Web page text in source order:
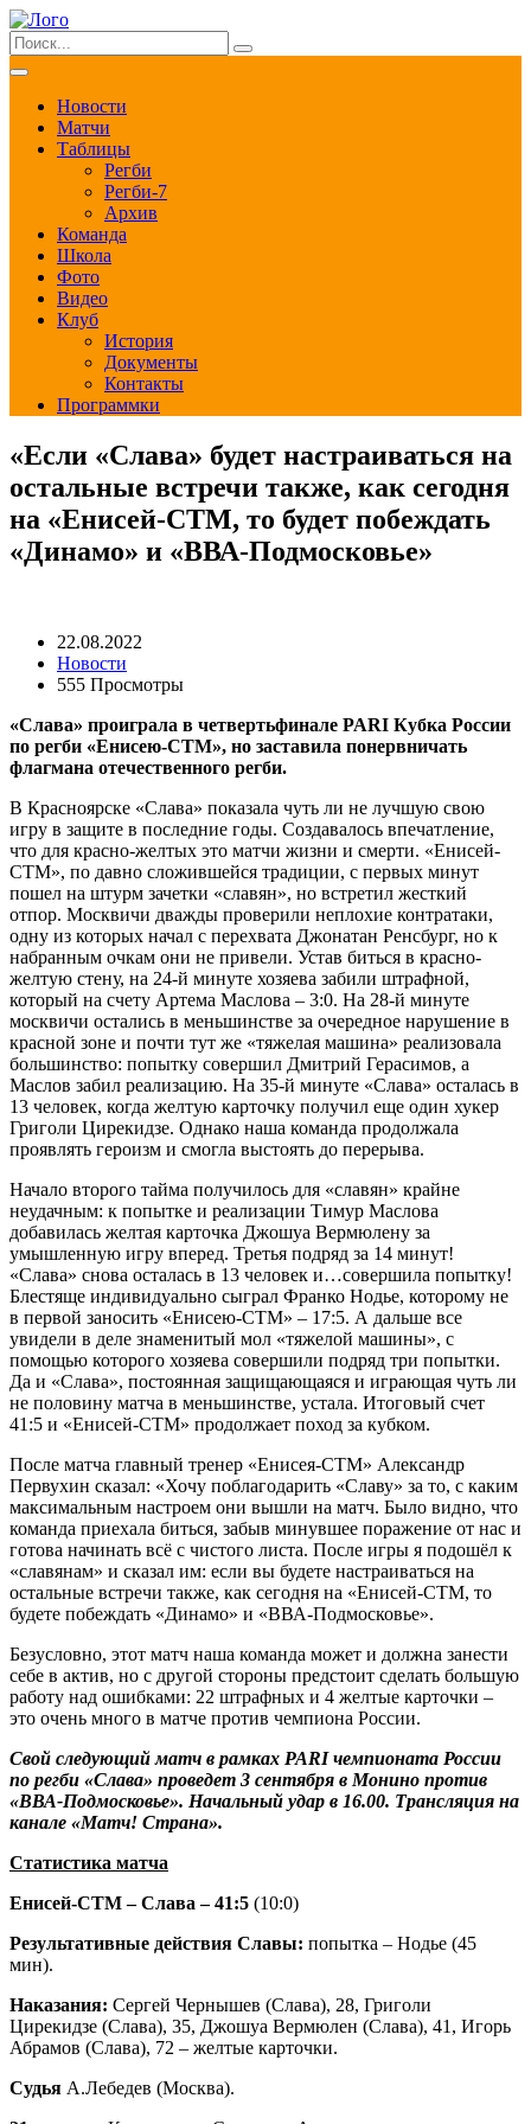
Новости
Матчи
Таблицы
Регби
Регби-7
Архив
Команда
Школа
Фото
Видео
Клуб
История
Документы
Контакты
Программки
«Если «Слава» будет настраиваться на
остальные встречи также, как сегодня
на «Енисей-СТМ, то будет побеждать
«Динамо» и «ВВА-Подмосковье»
22.08.2022
Новости
555 Просмотры
«Слава» проиграла в четвертьфинале PARI Кубка России
по регби «Енисею-СТМ», но заставила понервничать
флагмана отечественного регби.
В Красноярске «Слава» показала чуть ли не лучшую свою
игру в защите в последние годы. Создавалось впечатление,
что для красно-желтых это матчи жизни и смерти. «Енисей-
СТМ», по давно сложившейся традиции, с первых минут
пошел на штурм зачетки «славян», но встретил жесткий
отпор. Москвичи дважды проверили неплохие контратаки,
одну из которых начал с перехвата Джонатан Ренсбург, но к
набранным очкам они не привели. Устав биться в красно-
желтую стену, на 24-й минуте хозяева забили штрафной,
который на счету Артема Маслова – 3:0. На 28-й минуте
москвичи остались в меньшинстве за очередное нарушение в
красной зоне и почти тут же «тяжелая машина» реализовала
большинство: попытку совершил Дмитрий Герасимов, а
Маслов забил реализацию. На 35-й минуте «Слава» осталась в
13 человек, когда желтую карточку получил еще один хукер
Григоли Цирекидзе. Однако наша команда продолжала
проявлять героизм и смогла выстоять до перерыва.
Начало второго тайма получилось для «славян» крайне
неудачным: к попытке и реализации Тимур Маслова
добавилась желтая карточка Джошуа Вермюлену за
умышленную игру вперед. Третья подряд за 14 минут!
«Слава» снова осталась в 13 человек и…совершила попытку!
Блестяще индивидуально сыграл Франко Нодье, которому не
в первой заносить «Енисею-СТМ» – 17:5. А дальше все
увидели в деле знаменитый мол «тяжелой машины», с
помощью которого хозяева совершили подряд три попытки.
Да и «Слава», постоянная защищающаяся и играющая чуть ли
не половину матча в меньшинстве, устала. Итоговый счет
41:5 и «Енисей-СТМ» продолжает поход за кубком.
После матча главный тренер «Енисея-СТМ» Александр
Первухин сказал: «Хочу поблагодарить «Славу» за то, с каким
максимальным настроем они вышли на матч. Было видно, что
команда приехала биться, забыв минувшее поражение от нас и
готова начинать всё с чистого листа. После игры я подошёл к
«славянам» и сказал им: если вы будете настраиваться на
остальные встречи также, как сегодня на «Енисей-СТМ, то
будете побеждать «Динамо» и «ВВА-Подмосковье».
Безусловно, этот матч наша команда может и должна занести
себе в актив, но с другой стороны предстоит сделать большую
работу над ошибками: 22 штрафных и 4 желтые карточки –
это очень много в матче против чемпиона России.
Свой следующий матч в рамках PARI чемпионата России
по регби «Слава» проведет 3 сентября в Монино против
«ВВА-Подмосковье». Начальный удар в 16.00. Трансляция на
канале «Матч! Страна».
Статистика матча
Енисей-СТМ – Слава – 41:5 (10:0)
Результативные действия Славы: попытка – Нодье (45
мин).
Наказания: Сергей Чернышев (Слава), 28, Григоли
Цирекидзе (Слава), 35, Джошуа Вермюлен (Слава), 41, Игорь
Абрамов (Слава), 72 – желтые карточки.
Судья А.Лебедев (Москва).